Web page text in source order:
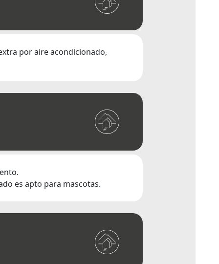
por aire acondicionado,
es apto para mascotas.